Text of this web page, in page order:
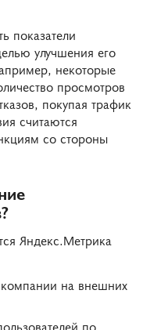
показатели
улучшения его
некоторые
просмотров
покупая трафик
считаются
со стороны
Яндекс.Метрика
на внешних
по